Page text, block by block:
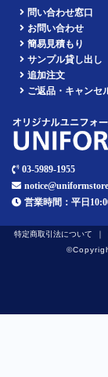
問い合わせ窓口
お問い合わせ
簡易見積もり
サンプル貸し出し
追加注文
ご返品・キャンセ
03-5989-1955
営業時間：平日
特定商取引法について